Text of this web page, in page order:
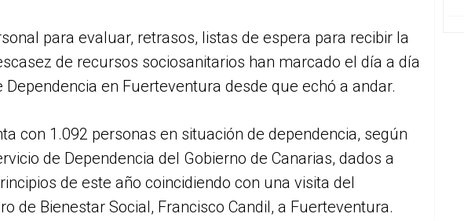
para evaluar, retrasos, listas de espera para recibir la
de recursos sociosanitarios han marcado el día a día
Dependencia en Fuerteventura desde que echó a andar.
con 1.092 personas en situación de dependencia, según
de Dependencia del Gobierno de Canarias, dados a
de este año coincidiendo con una visita del
de Bienestar Social, Francisco Candil, a Fuerteventura.